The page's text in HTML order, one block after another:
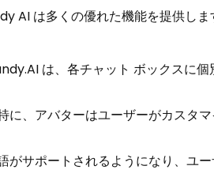
AI は多くの優れた機能を提供し
は、各チャット ボックスに
に、アバターはユーザーがカスタ
がサポートされるようになり、ユ